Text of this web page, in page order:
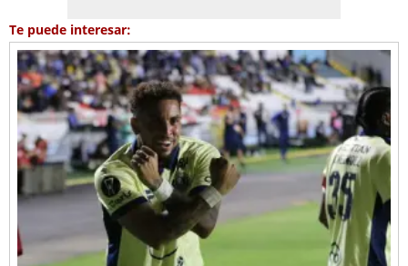
Te puede interesar: